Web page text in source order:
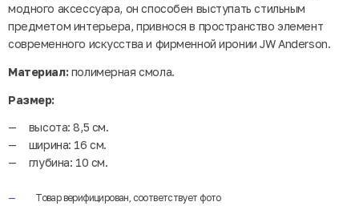
модного аксессуара, он способен выступать стильным
предметом интерьера, привнося в пространство элемент
современного искусства и фирменной иронии JW Anderson.
Материал:полимерная смола.
Размер:
высота: 8,5 см.
ширина: 16 см.
глубина: 10 см.
Товар верифицирован, соответствует фото